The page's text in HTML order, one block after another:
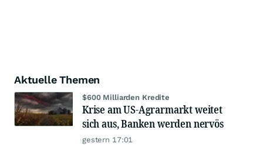
Aktuelle Themen
$600 Milliarden Kredite
Krise am US-Agrarmarkt weitet
sich aus, Banken werden nervös
gestern 17:01